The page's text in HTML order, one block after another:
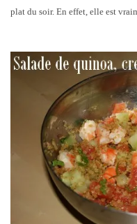
plat du soir. En effet, elle est